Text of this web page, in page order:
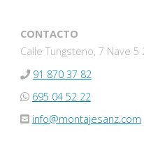
CONTACTO
Calle Tungsteno, 7 Nave
91 870 37 82
695 04 52 22
info@montajesanz.com